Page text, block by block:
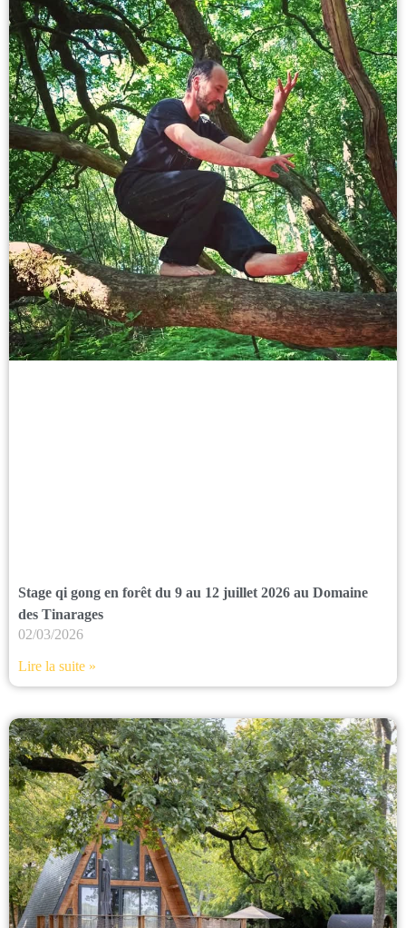
Stage qi gong en forêt du 9 au 12 juillet 2026 au Domaine
des Tinarages
02/03/2026
Lire la suite »